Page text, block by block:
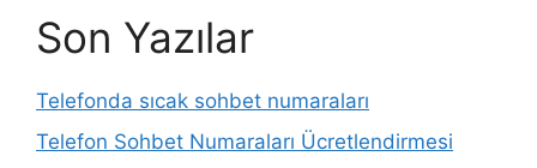
Son Yazılar
Telefonda sıcak sohbet numaraları
Telefon Sohbet Numaraları Ücretlendirmesi